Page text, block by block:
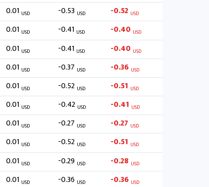
0.01 USD -0.53 USD -0.52 USD
0.01 USD -0.41 USD -0.40 USD
0.01 USD -0.41 USD -0.40 USD
0.01 USD -0.37 USD -0.36 USD
0.01 USD -0.52 USD -0.51 USD
0.01 USD -0.42 USD -0.41 USD
0.01 USD -0.27 USD -0.27 USD
0.01 USD -0.52 USD -0.51 USD
0.01 USD -0.29 USD -0.28 USD
0.01 USD -0.36 USD -0.36 USD